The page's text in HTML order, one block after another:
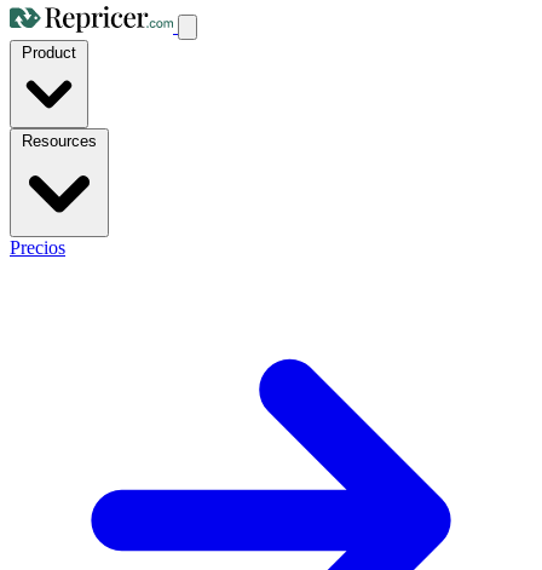
Precios